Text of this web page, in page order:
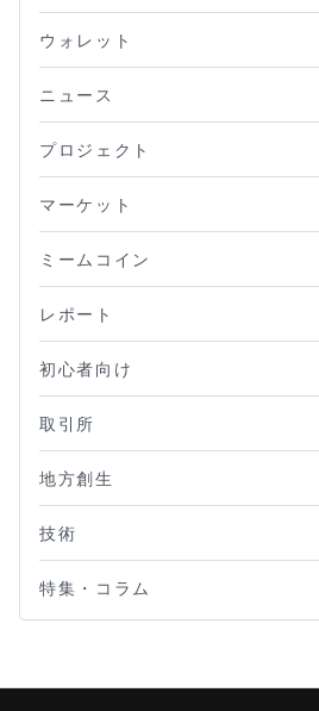
ウォレット
ニュース
プロジェクト
マーケット
ミームコイン
レポート
初心者向け
取引所
地方創生
技術
特集・コラム